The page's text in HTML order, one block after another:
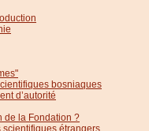
bosniaques
d’autorité
de la Fondation ?
étrangers